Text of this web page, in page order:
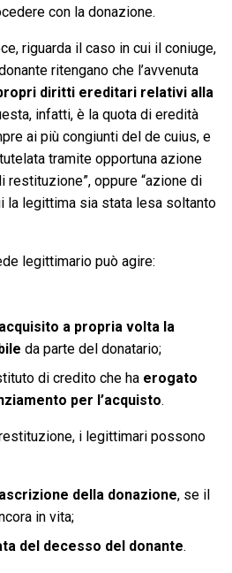
con la donazione.
riguarda il caso in cui il coniuge,
ritengano che l’avvenuta
diritti ereditari relativi alla
infatti, è la quota di eredità
ai più congiunti del de cuius, e
tramite opportuna azione
restituzione”, oppure “azione di
la legittima sia stata lesa soltanto
legittimario può agire:
a propria volta la
da parte del donatario;
di credito che ha erogato
per l’acquisto.
i legittimari possono
della donazione, se il
in vita;
del decesso del donante.